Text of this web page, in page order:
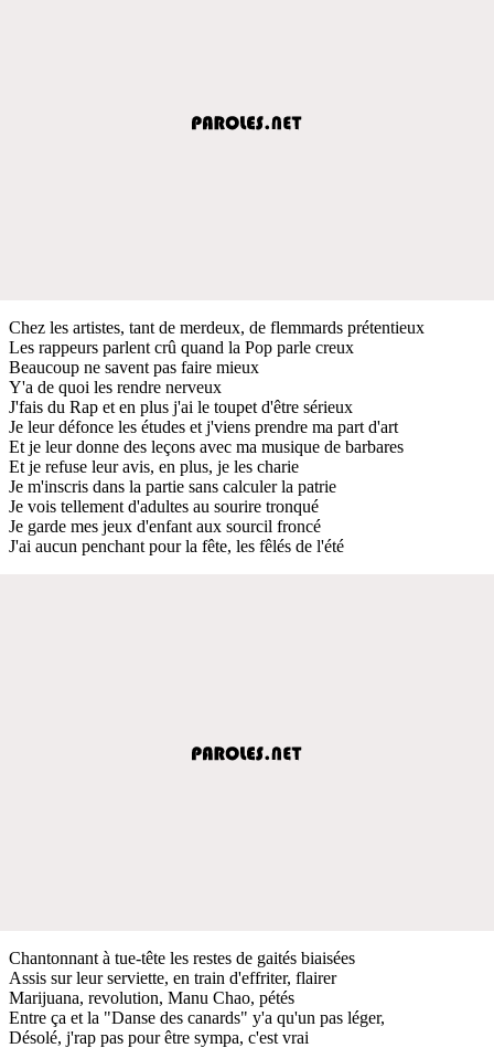
Chez les artistes, tant de merdeux, de flemmards prétentieux
Les rappeurs parlent crû quand la Pop parle creux
Beaucoup ne savent pas faire mieux
Y'a de quoi les rendre nerveux
J'fais du Rap et en plus j'ai le toupet d'être sérieux
Je leur défonce les études et j'viens prendre ma part d'art
Et je leur donne des leçons avec ma musique de barbares
Et je refuse leur avis, en plus, je les charie
Je m'inscris dans la partie sans calculer la patrie
Je vois tellement d'adultes au sourire tronqué
Je garde mes jeux d'enfant aux sourcil froncé
J'ai aucun penchant pour la fête, les fêlés de l'été
Chantonnant à tue-tête les restes de gaités biaisées
Assis sur leur serviette, en train d'effriter, flairer
Marijuana, revolution, Manu Chao, pétés
Entre ça et la "Danse des canards" y'a qu'un pas léger,
Désolé, j'rap pas pour être sympa, c'est vrai